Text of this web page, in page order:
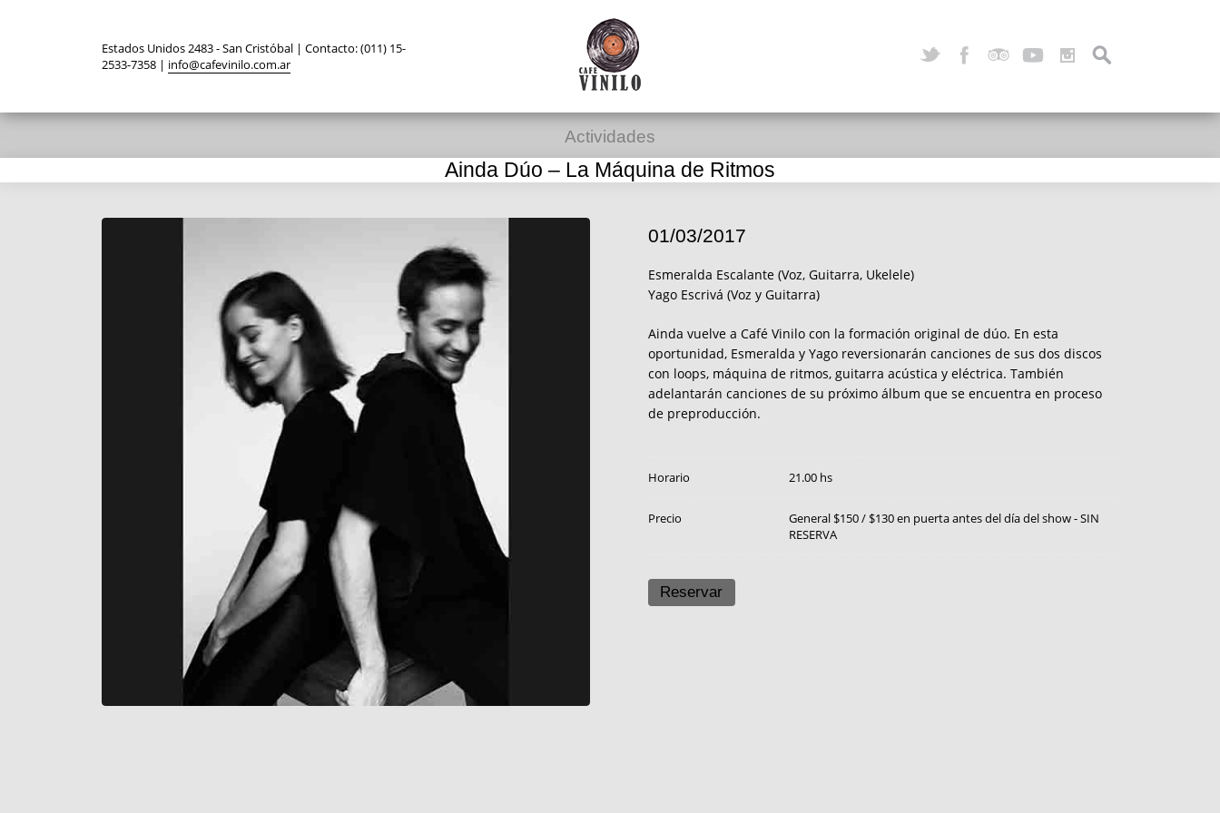
Estados Unidos 2483 - San Cristóbal | Contacto: (011) 15-
2533-7358 | info@cafevinilo.com.ar
Actividades
Ainda Dúo – La Máquina de Ritmos
01/03/2017
Esmeralda Escalante (Voz, Guitarra, Ukelele)
Yago Escrivá (Voz y Guitarra)
Ainda vuelve a Café Vinilo con la formación original de dúo. En esta
oportunidad, Esmeralda y Yago reversionarán canciones de sus dos discos
con loops, máquina de ritmos, guitarra acústica y eléctrica. También
adelantarán canciones de su próximo álbum que se encuentra en proceso
de preproducción.
Horario 21.00 hs
Precio
General $150 / $130 en puerta antes del día del show - SIN
RESERVA
Reservar